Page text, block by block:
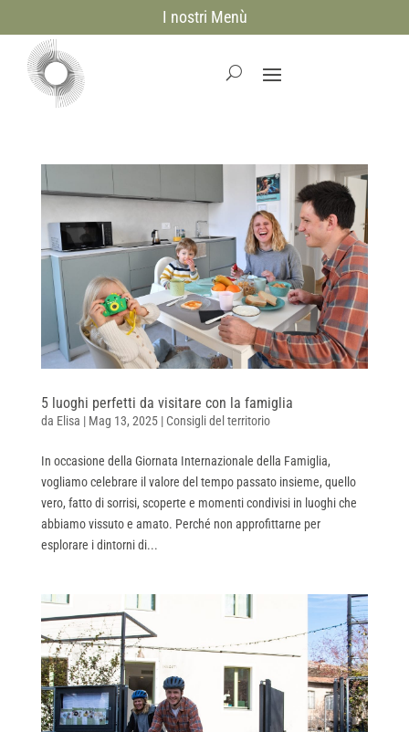
I nostri Menù
5 luoghi perfetti da visitare con la famiglia
da Elisa | Mag 13, 2025| Consigli del territorio
In occasione della Giornata Internazionale della Famiglia,
vogliamo celebrare il valore del tempo passato insieme, quello
vero, fatto di sorrisi, scoperte e momenti condivisi in luoghi che
abbiamo vissuto e amato. Perché non approfittarne per
esplorare i dintorni di...